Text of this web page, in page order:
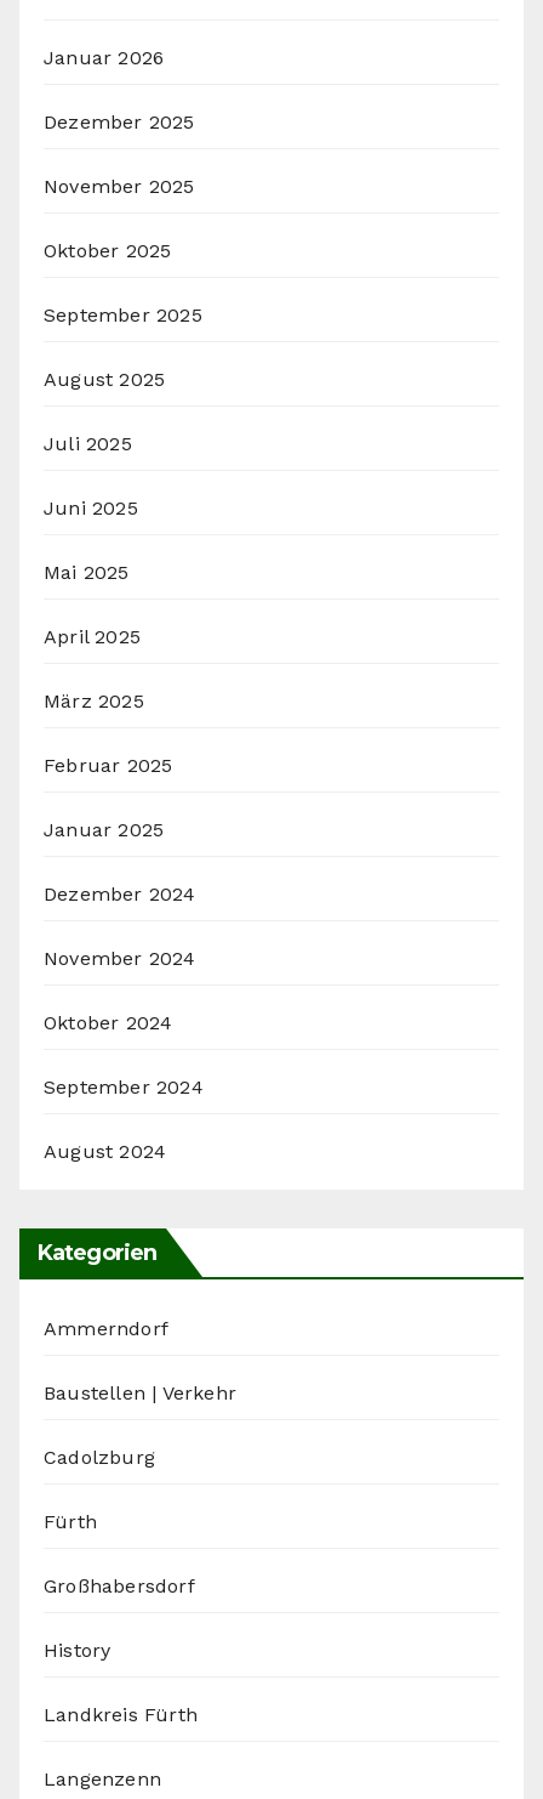
Januar 2026
Dezember 2025
November 2025
Oktober 2025
September 2025
August 2025
Juli 2025
Juni 2025
Mai 2025
April 2025
März 2025
Februar 2025
Januar 2025
Dezember 2024
November 2024
Oktober 2024
September 2024
August 2024
Kategorien
Ammerndorf
Baustellen | Verkehr
Cadolzburg
Fürth
Großhabersdorf
History
Landkreis Fürth
Langenzenn